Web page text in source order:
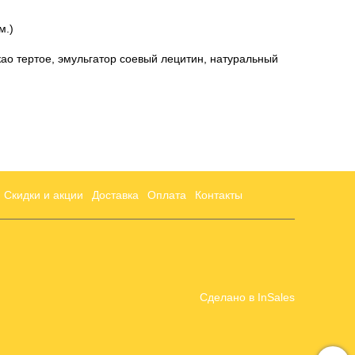
тертое, эмульгатор соевый лецитин, натуральный
Скидки и акции Доставка Оплата Контакты
Сделано в InSales